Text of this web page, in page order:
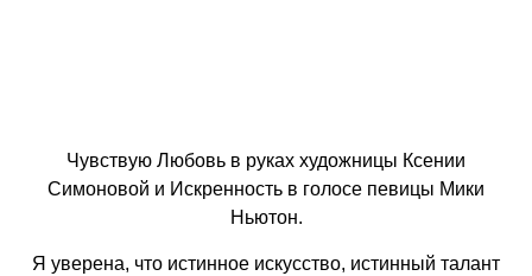
Чувствую Любовь в руках художницы Ксении
Симоновой и Искренность в голосе певицы Мики
Ньютон.
Я уверена, что истинное искусство, истинный талант